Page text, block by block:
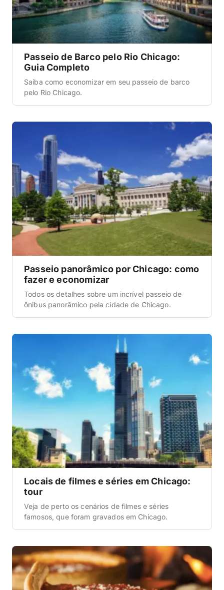
Passeio de Barco pelo Rio Chicago:
Guia Completo
Saiba como economizar em seu passeio de barco
pelo Rio Chicago.
Passeio panorâmico por Chicago: como
fazer e economizar
Todos os detalhes sobre um incrível passeio de
ônibus panorâmico pela cidade de Chicago.
Locais de filmes e séries em Chicago:
tour
Veja de perto os cenários de filmes e séries
famosos, que foram gravados em Chicago.